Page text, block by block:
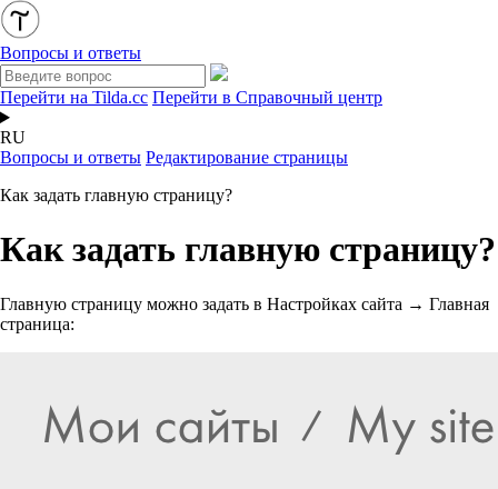
Вопросы и ответы
Перейти на Tilda.cc Перейти в Справочный центр
RU
Вопросы и ответы Редактирование страницы
Как задать главную страницу?
Как задать главную страницу?
Главную страницу можно задать в Настройках сайта → Главная
страница: